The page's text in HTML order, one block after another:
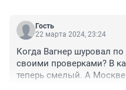
Гость
22 марта 2024, 23:24
Когда Вагнер шуровал
своими проверками? В
теперь смелый. А Москве